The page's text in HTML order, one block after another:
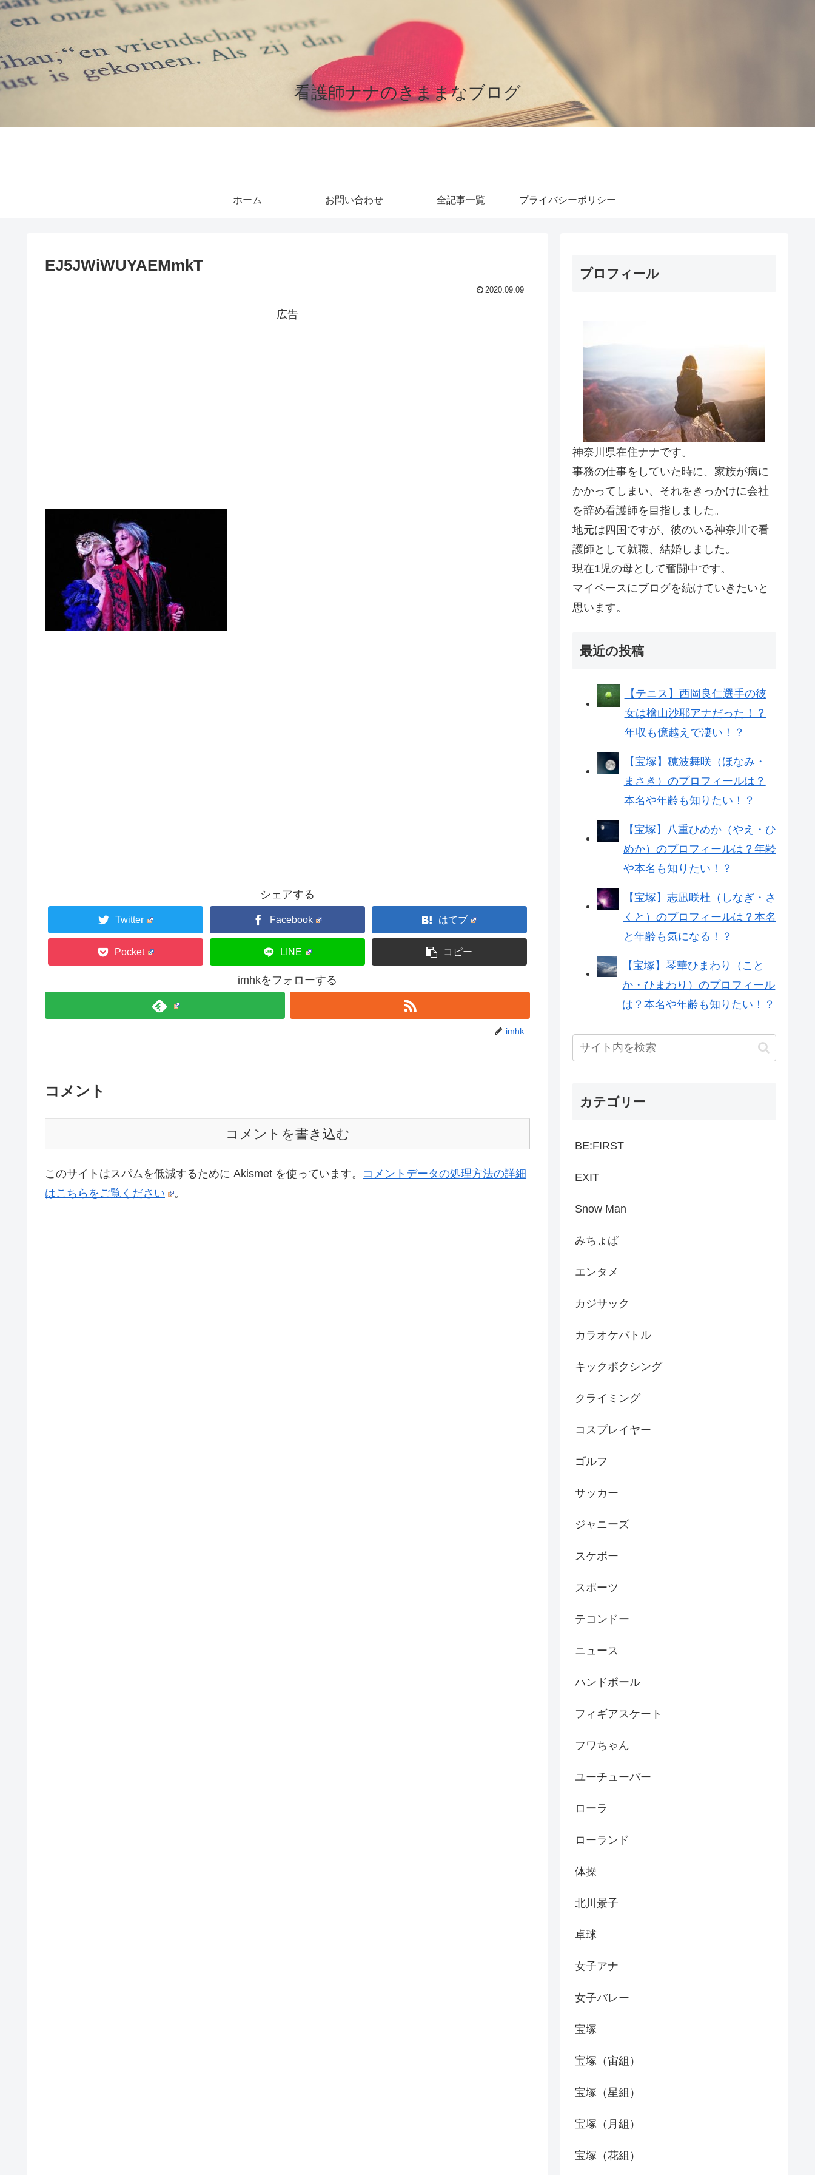
看護師ナナのきままなブログ
ホーム お問い合わせ 全記事一覧 プライバシーポリシー
EJ5JWiWUYAEMmkT
2020.09.09
広告
シェアする
Twitter Facebook はてブ
Pocket LINE コピー
imhkをフォローする
imhk
コメント
コメントを書き込む
このサイトはスパムを低減するために Akismet を使っています。 コメントデータの処理方法の詳細
はこちらをご覧ください
。
プロフィール
神奈川県在住ナナです。
事務の仕事をしていた時に、家族が病に
かかってしまい、それをきっかけに会社
を辞め看護師を目指しました。
地元は四国ですが、彼のいる神奈川で看
護師として就職、結婚しました。
現在1児の母として奮闘中です。
マイペースにブログを続けていきたいと
思います。
最近の投稿
【テニス】西岡良仁選手の彼
女は檜山沙耶アナだった！？
年収も億越えで凄い！？
【宝塚】穂波舞咲（ほなみ・
まさき）のプロフィールは？
本名や年齢も知りたい！？
【宝塚】八重ひめか（やえ・ひ
めか）のプロフィールは？年齢
や本名も知りたい！？
【宝塚】志凪咲杜（しなぎ・さ
くと）のプロフィールは？本名
と年齢も気になる！？
【宝塚】琴華ひまわり（こと
か・ひまわり）のプロフィール
は？本名や年齢も知りたい！？
カテゴリー
BE:FIRST
EXIT
Snow Man
みちょぱ
エンタメ
カジサック
カラオケバトル
キックボクシング
クライミング
コスプレイヤー
ゴルフ
サッカー
ジャニーズ
スケボー
スポーツ
テコンドー
ニュース
ハンドボール
フィギアスケート
フワちゃん
ユーチューバー
ローラ
ローランド
体操
北川景子
卓球
女子アナ
女子バレー
宝塚
宝塚（宙組）
宝塚（星組）
宝塚（月組）
宝塚（花組）